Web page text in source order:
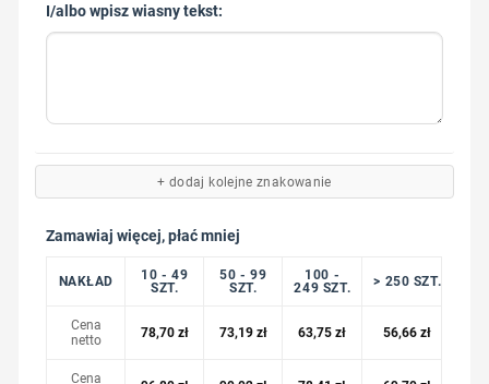
I/albo wpisz wiasny tekst:
+ dodaj kolejne znakowanie
Zamawiaj więcej, płać mniej
NAKŁAD
10 - 49
SZT.
50 - 99
SZT.
100 -
249 SZT.
> 250 SZT.
Cena
netto
78,70 zł 73,19 zł 63,75zł 56,66zł
Cena